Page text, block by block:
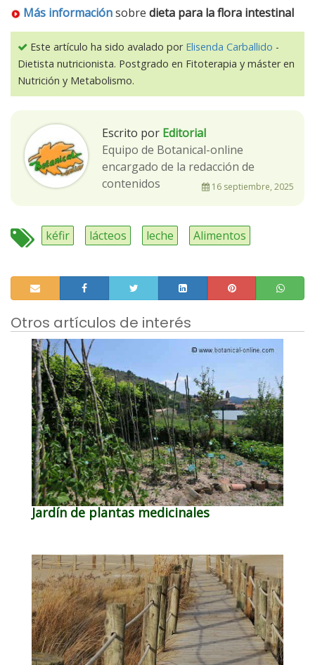
Más informaciónsobre dieta para la flora intestinal
Este artículo ha sido avalado por Elisenda Carballido -
Dietista nutricionista. Postgrado en Fitoterapia y máster en
Nutrición y Metabolismo.
Escrito por Editorial
Equipo de Botanical-online
encargado de la redacción de
contenidos
16 septiembre, 2025
kéfir lácteos leche Alimentos
Otros artículos de interés
Jardín de plantas medicinales